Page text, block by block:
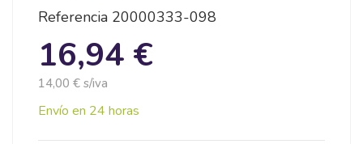
Referencia 20000333-098
16,94 €
14,00 € s/iva
Envío en 24 horas